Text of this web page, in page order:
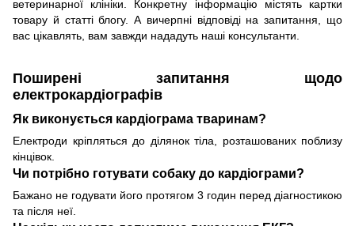
ветеринарної клініки. Конкретну інформацію містять картки
товару й статті блогу. А вичерпні відповіді на запитання, що
вас цікавлять, вам завжди нададуть наші консультанти.
Поширені запитання щодо
електрокардіографів
Як виконується кардіограма тваринам?
Електроди кріпляться до ділянок тіла, розташованих поблизу
кінцівок.
Чи потрібно готувати собаку до кардіограми?
Бажано не годувати його протягом 3 годин перед діагностикою
та після неї.